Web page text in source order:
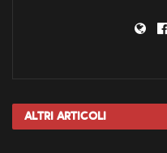
Altri Articoli